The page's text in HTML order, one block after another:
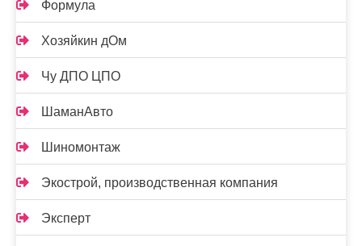
Формула
Хозяйкин дОм
Чу ДПО ЦПО
ШаманАвто
Шиномонтаж
Экострой, производственная компания
Эксперт